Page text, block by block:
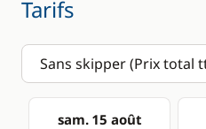
Tarifs
sam. 15 août